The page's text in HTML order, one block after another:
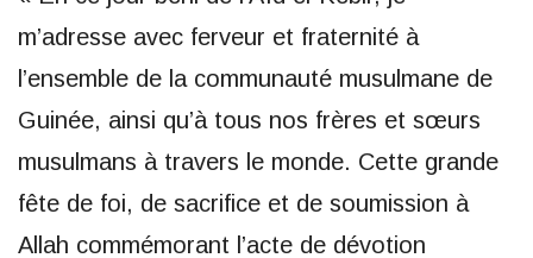
m’adresse avec ferveur et fraternité à
l’ensemble de la communauté musulmane de
Guinée, ainsi qu’à tous nos frères et sœurs
musulmans à travers le monde. Cette grande
fête de foi, de sacrifice et de soumission à
Allah commémorant l’acte de dévotion